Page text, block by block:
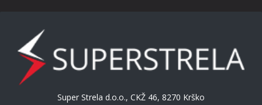
Super Strela d.o.o., CKŽ 46, 8270 Krško